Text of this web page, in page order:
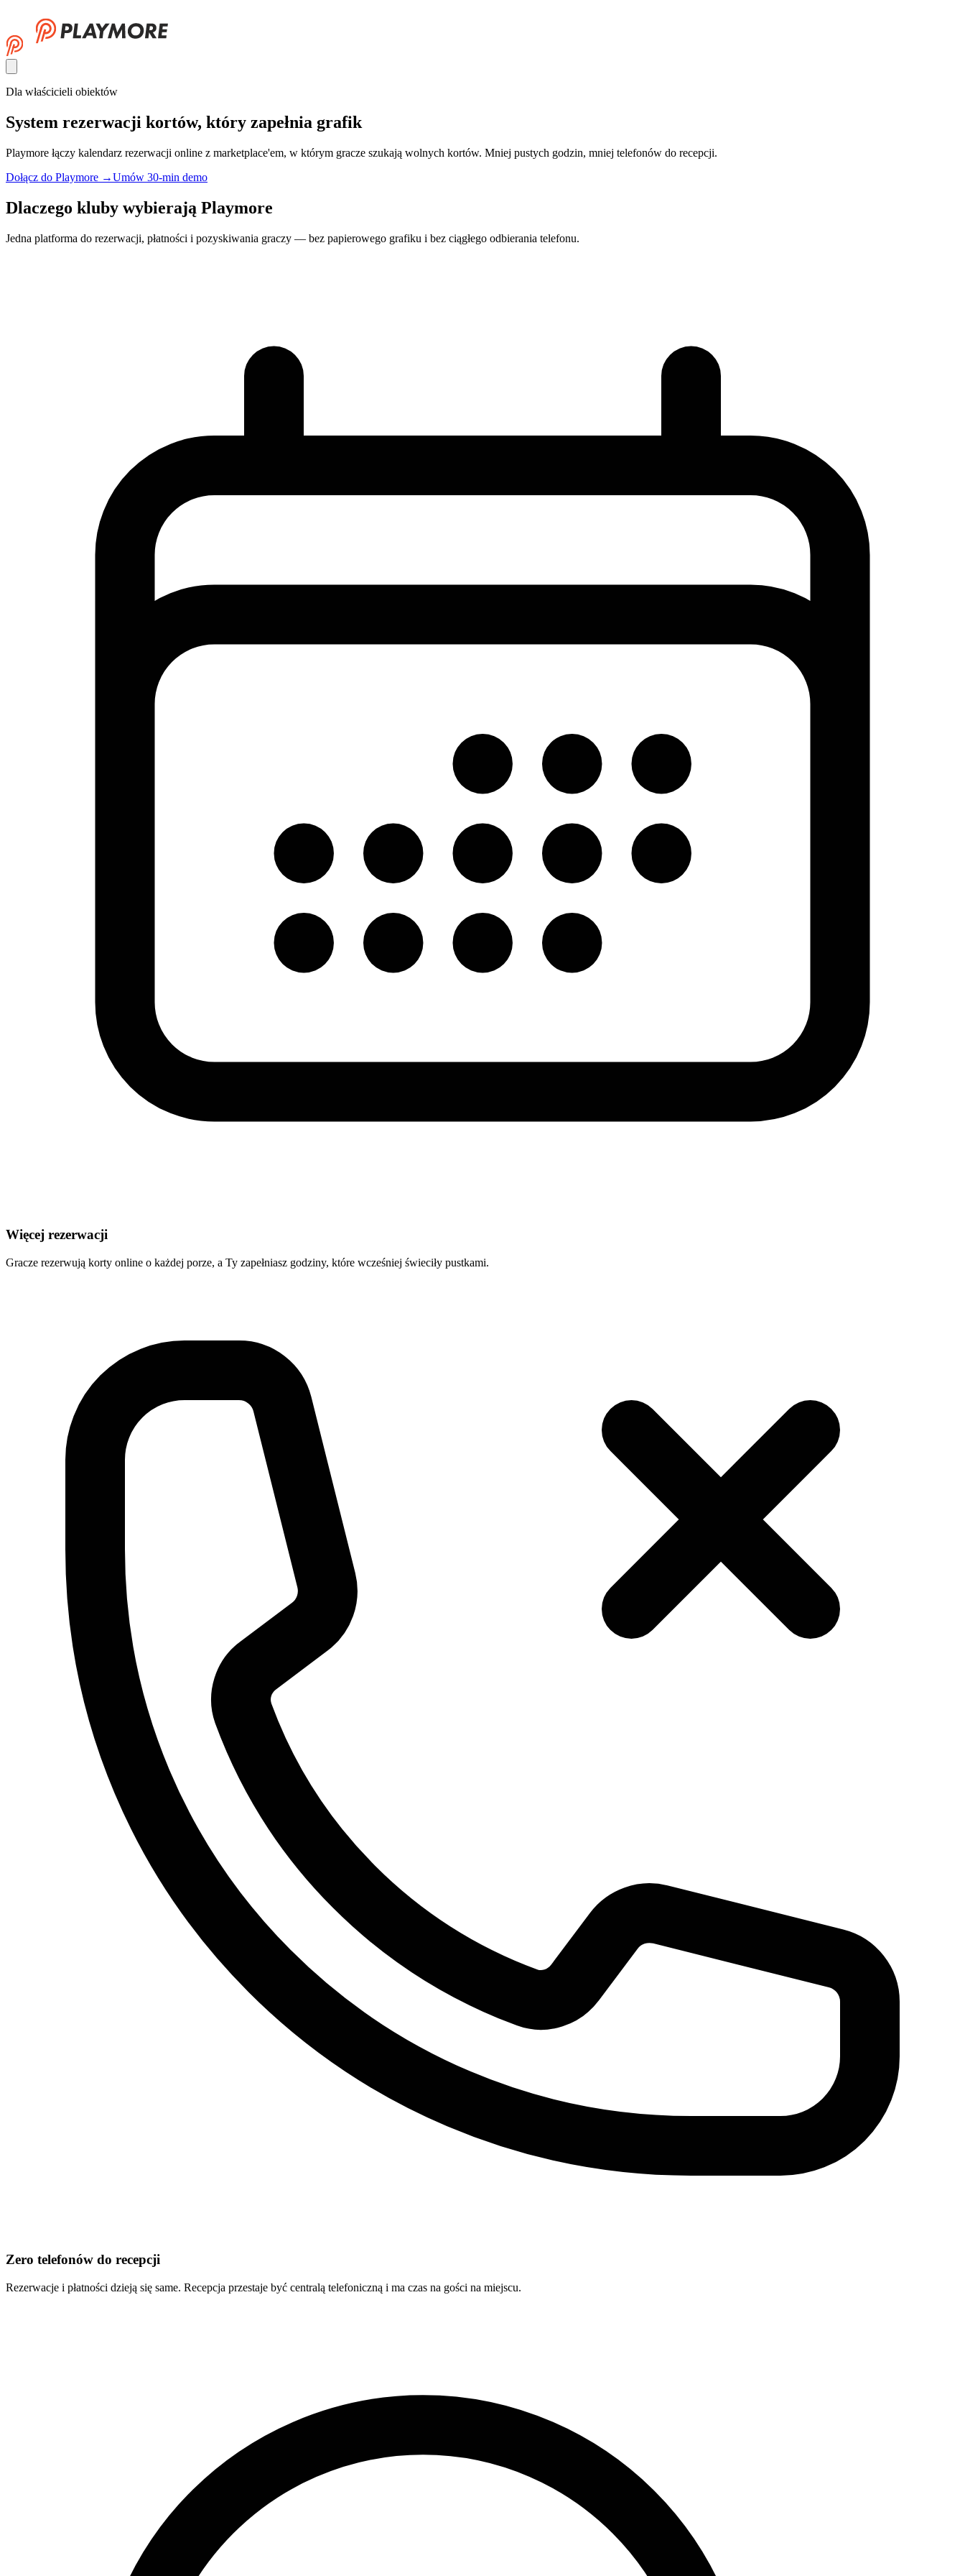
Dla właścicieli obiektów
System rezerwacji kortów, który zapełnia grafik
Playmore łączy kalendarz rezerwacji online z marketplace'em, w którym gracze szukają wolnych kortów. Mniej pustych godzin, mniej telefonów do recepcji.
Dołącz do Playmore →Umów 30-min demo
Dlaczego kluby wybierają Playmore
Jedna platforma do rezerwacji, płatności i pozyskiwania graczy — bez papierowego grafiku i bez ciągłego odbierania telefonu.
Więcej rezerwacji
Gracze rezerwują korty online o każdej porze, a Ty zapełniasz godziny, które wcześniej świeciły pustkami.
Zero telefonów do recepcji
Rezerwacje i płatności dzieją się same. Recepcja przestaje być centralą telefoniczną i ma czas na gości na miejscu.